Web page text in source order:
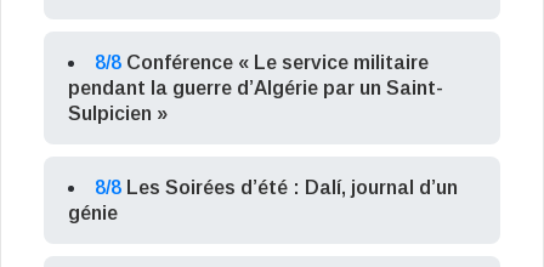
8/8 Conférence « Le service militaire
pendant la guerre d’Algérie par un Saint-
Sulpicien »
8/8 Les Soirées d’été : Dalí, journal d’un
génie